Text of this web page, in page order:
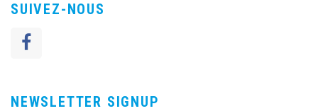
SUIVEZ-NOUS
NEWSLETTER SIGNUP